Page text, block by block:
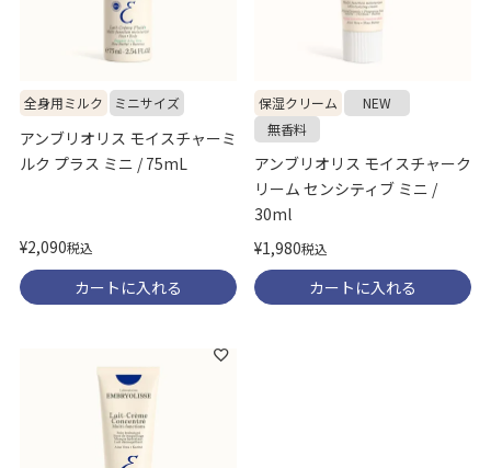
全身用ミルク ミニサイズ
アンブリオリス モイスチャーミ
ルク プラス ミニ / 75mL
¥2,090税込
カートに入れる
保湿クリーム
NEW
無香料
アンブリオリス モイスチャーク
リーム センシティブ ミニ /
30ml
¥1,980税込
カートに入れる